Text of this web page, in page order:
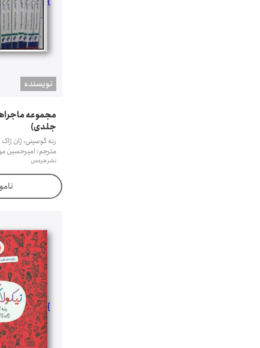
نويسنده
جلدی)
رنه گوسینی، ژان
مترجم: امیرحسین
نشر هرمس
}